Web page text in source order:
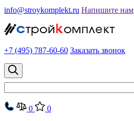
info@stroykomplekt.ru Напишите нам
+7 (495) 787-60-60 Заказать звонок
0
0